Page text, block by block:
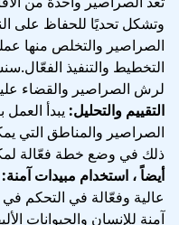
وتشكل تحديًا للحفاظ على
الصراصير والتخلص منها
التخطيط والتنفيذ
لرش الصراصير والقضاء
التقييم والتحليل: يبدأ
الصراصير والمناطق التي
ذلك في وضع خطة فعّالة
أيضاً ، استخدام مبيدات آمنة:
عالية وفعّالة في التحكم
آمنة للإنسان والحيوانات